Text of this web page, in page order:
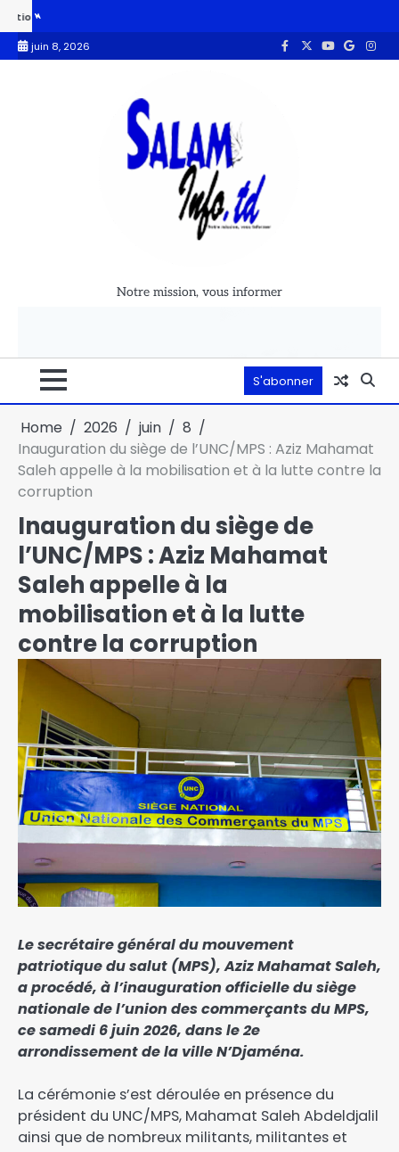
contre la corruption
juin 8, 2026
Notre mission, vous informer
S'abonner
Home 2026 juin
8
Inauguration du siège de l’UNC/MPS : Aziz Mahamat
Saleh appelle à la mobilisation et à la lutte contre la
corruption
Inauguration du siège de
l’UNC/MPS : Aziz Mahamat
Saleh appelle à la
mobilisation et à la lutte
contre la corruption
Le secrétaire général du mouvement
patriotique du salut (MPS), Aziz Mahamat Saleh,
a procédé, à l’inauguration officielle du siège
nationale de l’union des commerçants du MPS,
ce samedi 6 juin 2026, dans le 2e
arrondissement de la ville N’Djaména.
La cérémonie s’est déroulée en présence du
président du UNC/MPS, Mahamat Saleh Abdeldjalil
ainsi que de nombreux militants, militantes et